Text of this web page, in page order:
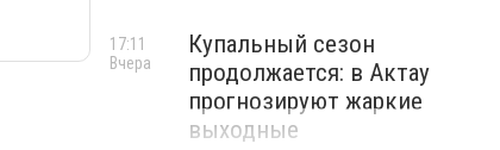
Купальный сезон
продолжается: в Актау
прогнозируют жаркие
выходные
17:11
Вчера